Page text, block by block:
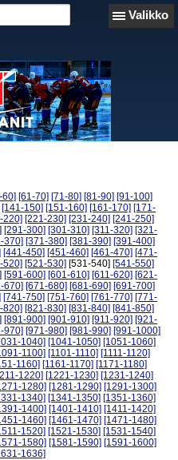
Valikko
60] [61-70] [71-80] [81-90] [91-100]
[141-150] [151-160] [161-170] [171-
220] [221-230] [231-240] [241-250]
[291-300] [301-310] [311-320] [321-
370] [371-380] [381-390] [391-400]
[441-450] [451-460] [461-470] [471-
520] [521-530] [531-540] [541-550]
[591-600] [601-610] [611-620] [621-
670] [671-680] [681-690] [691-700]
[741-750] [751-760] [761-770] [771-
820] [821-830] [831-840] [841-850]
[891-900] [901-910] [911-920] [921-
970] [971-980] [981-990] [991-1000]
1040] [1041-1050] [1051-1060]
1100] [1101-1110] [1111-1120]
1160] [1161-1170] [1171-1180]
1220] [1221-1230] [1231-1240]
1280] [1281-1290] [1291-1300]
1340] [1341-1350] [1351-1360]
1400] [1401-1410] [1411-1420]
1460] [1461-1470] [1471-1480]
1520] [1521-1530] [1531-1540]
1580] [1581-1590] [1591-1600]
1636]